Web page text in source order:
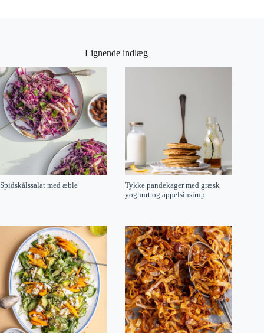
Lignende indlæg
Spidskålssalat med æble
Tykke pandekager med græsk
yoghurt og appelsinsirup